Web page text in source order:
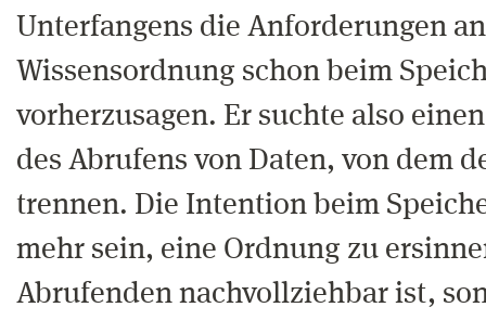
Unterfangens die Anforderungen
Wissensordnung schon beim
vorherzusagen. Er suchte also
des Abrufens von Daten, von dem
trennen. Die Intention beim
mehr sein, eine Ordnung zu
Abrufenden nachvollziehbar ist,